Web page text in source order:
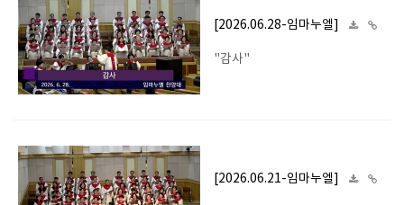
[2026.06.28-임마누엘]
"감사"
[2026.06.21-임마누엘]